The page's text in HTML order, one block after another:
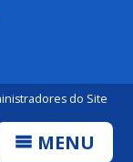
do Site
MENU